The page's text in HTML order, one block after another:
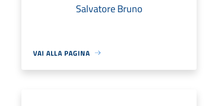
Salvatore Bruno
VAI ALLA PAGINA